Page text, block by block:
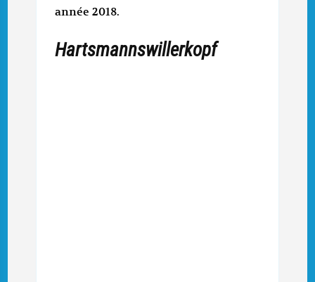
année 2018.
Hartsmannswillerkopf